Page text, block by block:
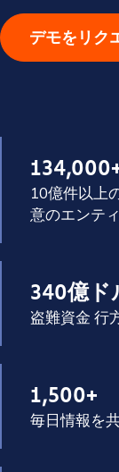
デモをリク
10億件以上
意のエンテ
340億ド
盗難資金 行
1,500+
毎日情報を